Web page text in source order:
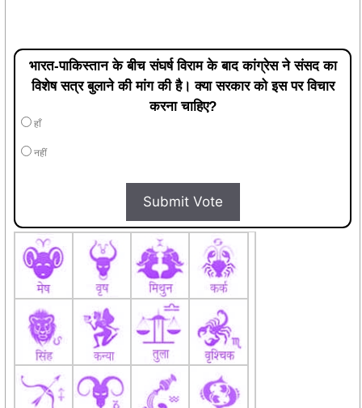
भारत-पाकिस्तान के बीच संघर्ष विराम के बाद कांग्रेस ने संसद का
विशेष सत्र बुलाने की मांग की है। क्या सरकार को इस पर विचार
करना चाहिए?
हाँ
नहीं
Submit Vote